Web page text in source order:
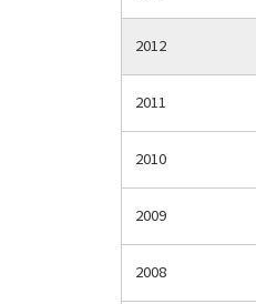
2012
2011
2010
2009
2008